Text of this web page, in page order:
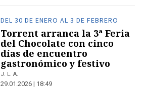
DEL 30 DE ENERO AL 3 DE FEBRERO
Torrent arranca la 3ª Feria
del Chocolate con cinco
días de encuentro
gastronómico y festivo
J. L. A.
29.01.2026 | 18:49